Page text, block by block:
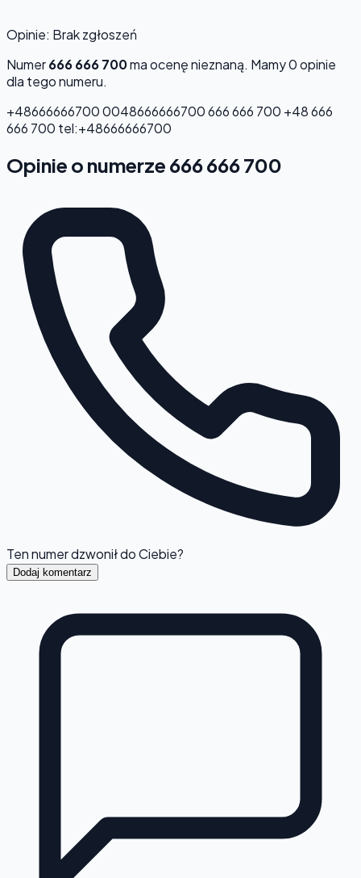
Opinie: Brak zgłoszeń
Numer666 666 700ma ocenęnieznaną. Mamy 0 opinie
dla tego numeru.
+486666667000048666666700666 666 700 +48 666
666 700 tel:+48666666700
Opinie o numerze 666 666 700
Ten numer dzwonił do Ciebie?
Dodaj komentarz